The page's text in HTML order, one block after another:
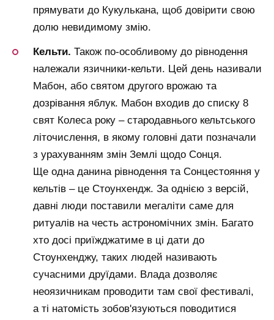
прямувати до Кукулькана, щоб довірити свою
долю невидимому змію.
Кельти. Також по-особливому до рівнодення
належали язичники-кельти. Цей день називали
Мабон, або святом другого врожаю та
дозрівання яблук. Мабон входив до списку 8
свят Колеса року – стародавнього кельтського
літочислення, в якому головні дати позначали
з урахуванням змін Землі щодо Сонця.
Ще одна данина рівнодення та Сонцестояння у
кельтів – це Стоунхендж. За однією з версій,
давні люди поставили мегаліти саме для
ритуалів на честь астрономічних змін. Багато
хто досі приїжджатиме в ці дати до
Стоунхенджу, таких людей називають
сучасними друїдами. Влада дозволяє
неоязичникам проводити там свої фестивалі,
а ті натомість зобов'язуються поводитися